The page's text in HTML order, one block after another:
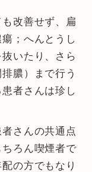
改善せず、扁
；へんとうし
いたり、さら
膿）まで行う
者さんは珍し
さんの共通点
ろん喫煙者で
の方でもなり